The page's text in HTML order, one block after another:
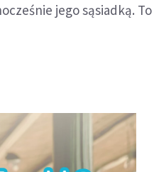
jego sąsiadką. To